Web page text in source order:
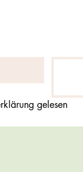
gelesen